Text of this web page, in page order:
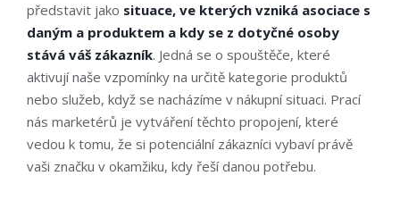
představit jako situace, ve kterých vzniká asociace s
daným a produktem a kdy se z dotyčné osoby
stává váš zákazník. Jedná se o spouštěče, které
aktivují naše vzpomínky na určitě kategorie produktů
nebo služeb, když se nacházíme v nákupní situaci. Prací
nás marketérů je vytváření těchto propojení, které
vedou k tomu, že si potenciální zákazníci vybaví právě
vaši značku v okamžiku, kdy řeší danou potřebu.